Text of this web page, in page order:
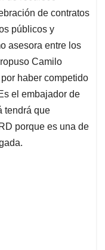
de contratos
públicos y
asesora entre los
Camilo
haber competido
el embajador de
tendrá que
porque es una de